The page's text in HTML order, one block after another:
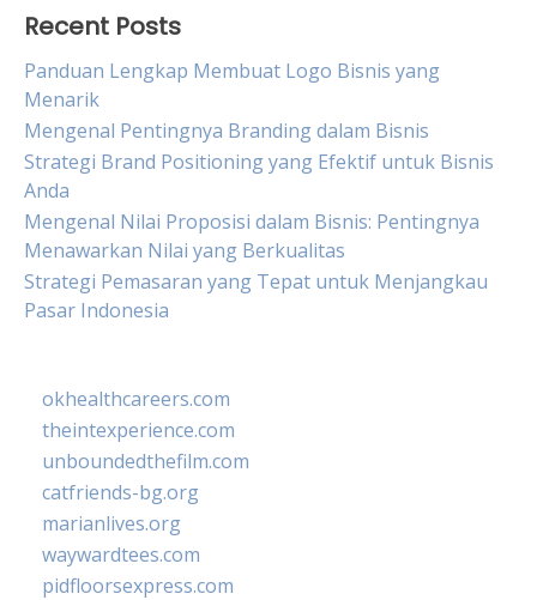
Recent Posts
Panduan Lengkap Membuat Logo Bisnis yang
Menarik
Mengenal Pentingnya Branding dalam Bisnis
Strategi Brand Positioning yang Efektif untuk Bisnis
Anda
Mengenal Nilai Proposisi dalam Bisnis: Pentingnya
Menawarkan Nilai yang Berkualitas
Strategi Pemasaran yang Tepat untuk Menjangkau
Pasar Indonesia
okhealthcareers.com
theintexperience.com
unboundedthefilm.com
catfriends-bg.org
marianlives.org
waywardtees.com
pidfloorsexpress.com